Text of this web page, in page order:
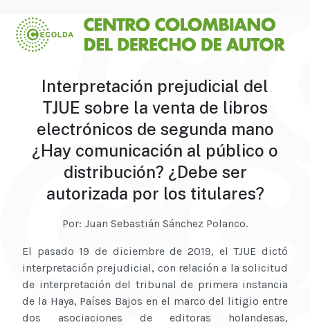
Interpretación prejudicial del
TJUE sobre la venta de libros
electrónicos de segunda mano
¿Hay comunicación al público o
distribución? ¿Debe ser
autorizada por los titulares?
Por: Juan Sebastián Sánchez Polanco.
El pasado 19 de diciembre de 2019, el TJUE dictó
interpretación prejudicial, con relación a la solicitud
de interpretación del tribunal de primera instancia
de la Haya, Países Bajos en el marco del litigio entre
dos asociaciones de editoras holandesas,